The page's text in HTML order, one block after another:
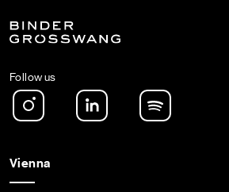
Follow us
Instagram LinkedIn
Vienna